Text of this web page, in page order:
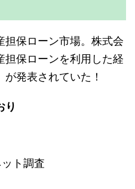
担保ローン市場。株式会
担保ローンを利用した経
発表されていた！
り
ト調査